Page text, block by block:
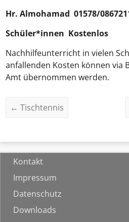
Hr.Almohamad 01578/
Schüler*innen Kostenlos
Nachhilfeunterricht in vielen
anfallenden Kosten können via
Amt übernommen werden.
← Tischtennis
Kontakt
Impressum
Datenschutz
Downloads